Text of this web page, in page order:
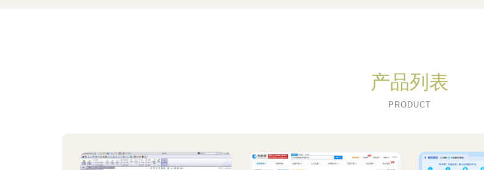
产品列表
PRODUCT